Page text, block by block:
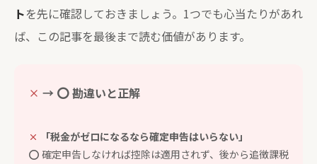
トを先に確認しておきましょう。1つでも心当たりがあれ
ば、この記事を最後まで読む価値があります。
→ ⭕ 勘違いと正解
「税金がゼロになるなら確定申告はいらない」
⭕ 確定申告しなければ控除は適用されず、後から追徴課税